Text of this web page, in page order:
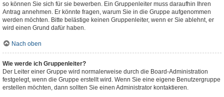
so können Sie sich für sie bewerben. Ein Gruppenleiter muss daraufhin Ihren
Antrag annehmen. Er könnte fragen, warum Sie in die Gruppe aufgenommen
werden möchten. Bitte belästige keinen Gruppenleiter, wenn er Sie ablehnt, er
wird einen Grund dafür haben.
Nach oben
Wie werde ich Gruppenleiter?
Der Leiter einer Gruppe wird normalerweise durch die Board-Administration
festgelegt, wenn die Gruppe erstellt wird. Wenn Sie eine eigene Benutzergruppe
erstellen möchten, dann sollten Sie einen Administrator kontaktieren.